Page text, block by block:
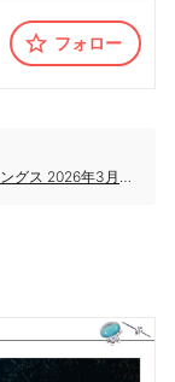
フォロー
株式会社スカパーJSATホールディングス 2026年3月期第2四半期決算説明